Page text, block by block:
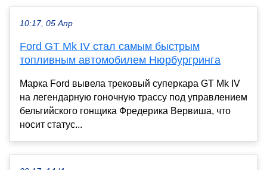
10:17, 05 Апр
Ford GT Mk IV стал самым быстрым
топливным автомобилем Нюрбургринга
Марка Ford вывела трековый суперкара GT Mk IV
на легендарную гоночную трассу под управлением
бельгийского гонщика Фредерика Вервиша, что
носит статус...